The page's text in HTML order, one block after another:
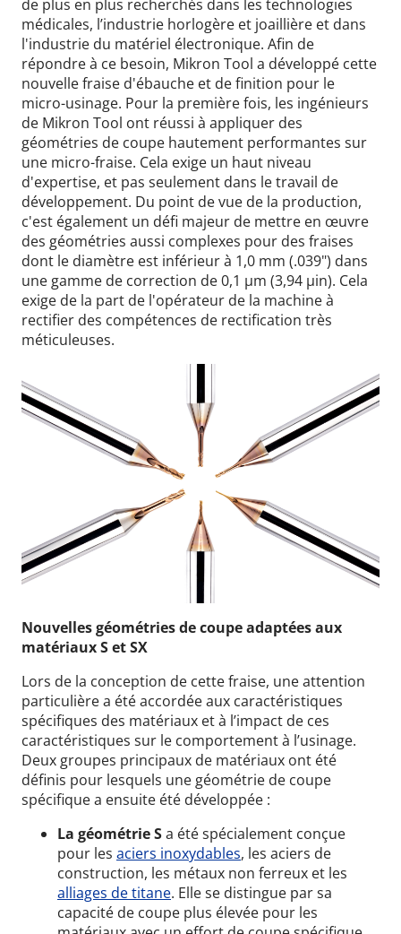
de plus en plus recherchés dans les technologies
médicales, l’industrie horlogère et joaillière et dans
l'industrie du matériel électronique. Afin de
répondre à ce besoin, Mikron Tool a développé cette
nouvelle fraise d'ébauche et de finition pour le
micro-usinage. Pour la première fois, les ingénieurs
de Mikron Tool ont réussi à appliquer des
géométries de coupe hautement performantes sur
une micro-fraise. Cela exige un haut niveau
d'expertise, et pas seulement dans le travail de
développement. Du point de vue de la production,
c'est également un défi majeur de mettre en œuvre
des géométries aussi complexes pour des fraises
dont le diamètre est inférieur à 1,0 mm (.039") dans
une gamme de correction de 0,1 µm (3,94 µin). Cela
exige de la part de l'opérateur de la machine à
rectifier des compétences de rectification très
méticuleuses.
Nouvelles géométries de coupe adaptées aux
matériaux S et SX
Lors de la conception de cette fraise, une attention
particulière a été accordée aux caractéristiques
spécifiques des matériaux et à l’impact de ces
caractéristiques sur le comportement à l’usinage.
Deux groupes principaux de matériaux ont été
définis pour lesquels une géométrie de coupe
spécifique a ensuite été développée :
La géométrie Sa été spécialement conçue
pour les aciers inoxydables, les aciers de
construction, les métaux non ferreux et les
alliages de titane. Elle se distingue par sa
capacité de coupe plus élevée pour les